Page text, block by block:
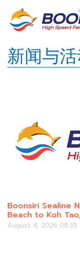
新闻与
Boonsiri Sealine
Beach to Koh
August 4, 2026 08:35